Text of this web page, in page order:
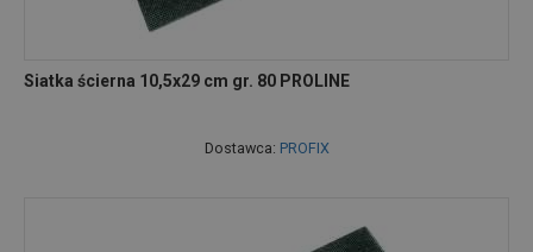
Siatka ścierna 10,5x29 cm gr. 80 PROLINE
Dostawca: PROFIX